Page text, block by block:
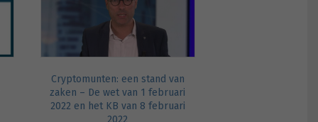
Cryptomunten: een stand van
zaken – De wet van 1 februari
2022 en het KB van 8 februari
2022